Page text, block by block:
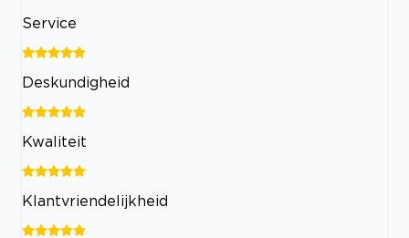
Service
Deskundigheid
Kwaliteit
Klantvriendelijkheid